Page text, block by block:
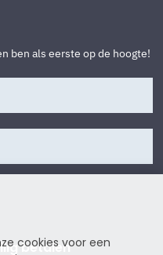
cookies voor een
ben als eerste op de hoogte!
betalen